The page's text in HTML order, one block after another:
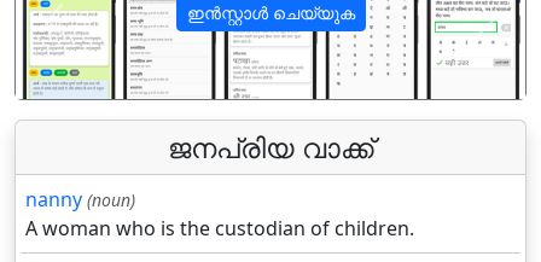
ഇൻസ്റ്റാൾ ചെയ്യുക
पिछला अगला
ജനപ്രിയ വാക്ക്
nanny (noun)
A woman who is the custodian of children.